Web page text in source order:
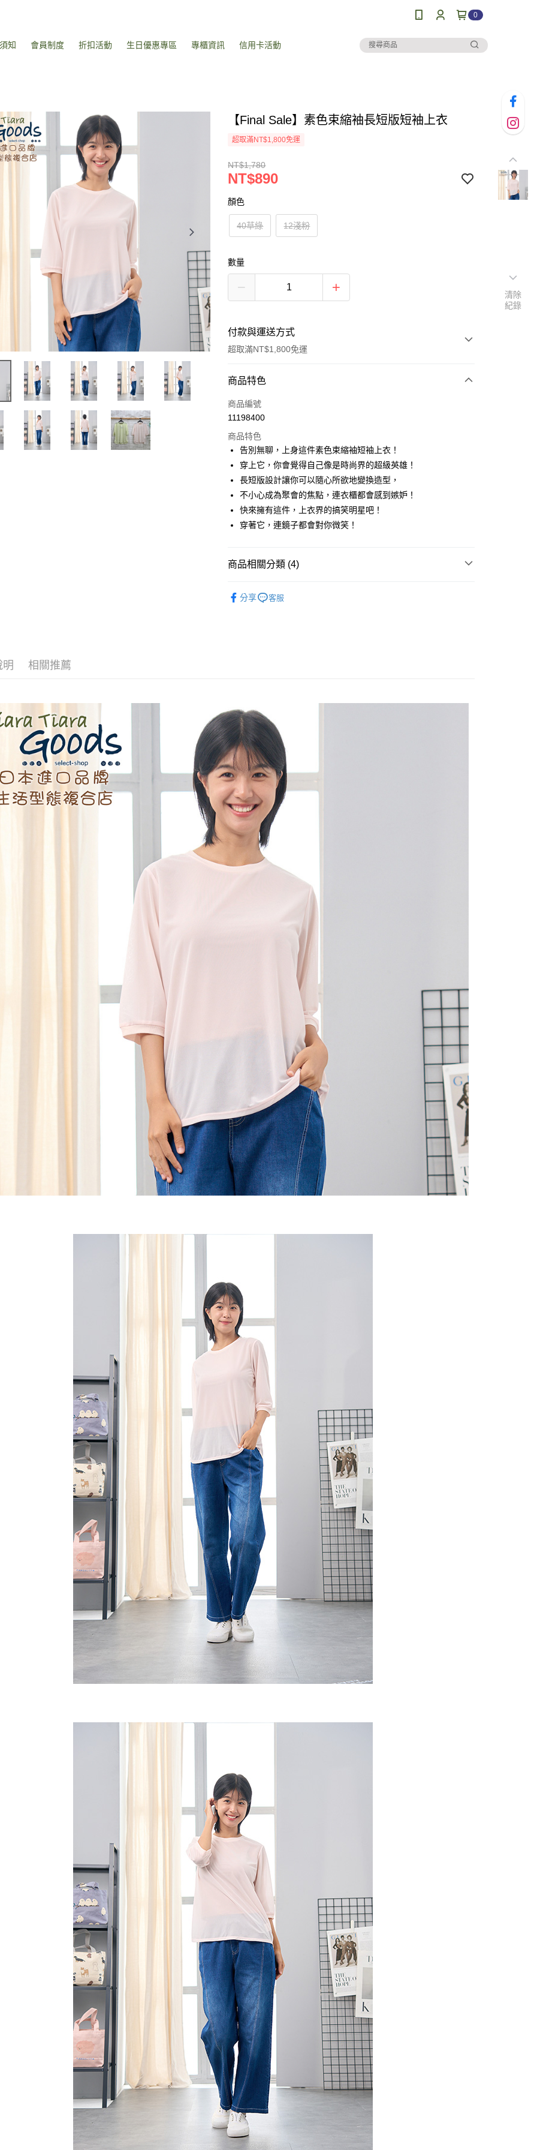
0
知 會員制度 折扣活動 生日優惠專區 專櫃資訊 信用卡活動
【Final Sale】素色束縮袖長短版短袖上衣
超取滿NT$1,800免運
NT$1,780
NT$890
顏色
40草綠 12淺粉
數量
付款與運送方式
超取滿NT$1,800免運
付款方式
信用卡一次付款
LINE Pay
Apple Pay
悠遊付
Google Pay
AFTEE先享後付
相關說明
AFTEE先享後付是「在收到商品之後才付款」的支付方式。 讓您購物簡單
便利好安心！
３．收到繳費通知簡訊後14天內，點擊此簡訊中的連結，可透過四大超商
／ATM／網路銀行／等多元方式進行付款，方視為交易完成。
※ 請注意：結帳手續完成當下不需立刻繳費，但若您需要取消訂單，請聯
絡購買商品的店家。未經商家同意取消之訂單仍視為有效，需透過AFTEE
先享後付繳納相關費用。
※ 交易是否成功請以「AFTEE先享後付 」之結帳頁面顯示為準，若有關於
是否繳費成功／繳費後需取消欲退款等相關疑問，請聯繫「AFTEE先享後
付客戶支援中心」
【注意事項】
１．透過由恩沛科技股份有限公司提供之「AFTEE先享後付」服務完成之
交易，需依本服務之必要範圍內提供個人資料，並將交易相關給付款項請
求債權轉讓予恩沛科技股份有限公司。
２．關於個人資料處理事宜，請瀏覽以下網址：
https://aftee.tw/terms/#terms3
３．未成年的使用者請事先徵得法定代理人或監護人之同意方可使用
「AFTEE先享後付」，若未經同意申辦者引起之損失，本公司不負相關責
４．使用「AFTEE先享後付」時，將依據個別帳號之用戶狀況，依本公司
即時審查核予不同之上限額度；若仍有額度不足之情形，本公司將視審查
結果請求用戶進行身份認證。
形，恩沛科技股份有限公司將有權停止該用戶之使用額度並採取法律行
ATM付款
每筆NT$60，滿NT$1,800(含以上)免運費
7-11取貨付款
每筆NT$60，滿NT$2,000(含以上)免運費
付款後7-11取貨
每筆NT$60，滿NT$2,000(含以上)免運費
黑貓宅急便(包裹尺寸60cm以下)
每筆NT$100，滿NT$2,000(含以上)免運費
黑貓宅急便(包裹尺寸90cm以下)
每筆NT$140，滿NT$2,000(含以上)免運費
商品特色
商品編號
11198400
商品特色
告別無聊，上身這件素色束縮袖短袖上衣！
穿上它，你會覺得自己像是時尚界的超級英雄！
長短版設計讓你可以隨心所欲地變換造型，
不小心成為聚會的焦點，連衣櫃都會感到嫉妒！
快來擁有這件，上衣界的搞笑明星吧！
穿著它，連鏡子都會對你微笑！
商品相關分類 (4)
分享 客服
明 相關推薦
清除
紀錄